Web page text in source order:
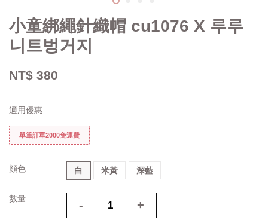
小童綁繩針織帽 cu1076 X 루루
니트벙거지
NT$ 380
適用優惠
單筆訂單2000免運費
顔色 白 米黃 深藍
數量 - +